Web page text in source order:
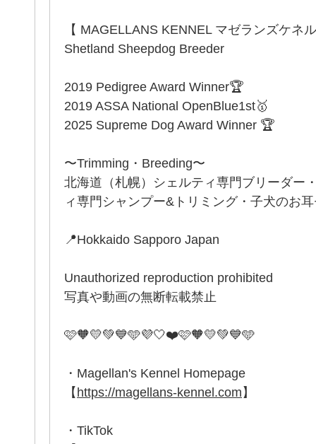
【 MAGELLANS KENNEL マゼランズケネ
Shetland Sheepdog Breeder
2019 Pedigree Award Winner🏆
2019 ASSA National OpenBlue1st🥇
2025 Supreme Dog Award Winner 🏆
〜Trimming・Breeding〜
北海道（札幌）シェルティ専門ブリーダー
ィ専門シャンプー&トリミング・子犬のお
📍Hokkaido Sapporo Japan
Unauthorized reproduction prohibited
写真や動画の無断転載禁止
🩷🧡💛💚💙🩵💜🤍❤️🩷🧡💛💚💙🩵
・Magellan's Kennel Homepage
【https://magellans-kennel.com】
・TikTok